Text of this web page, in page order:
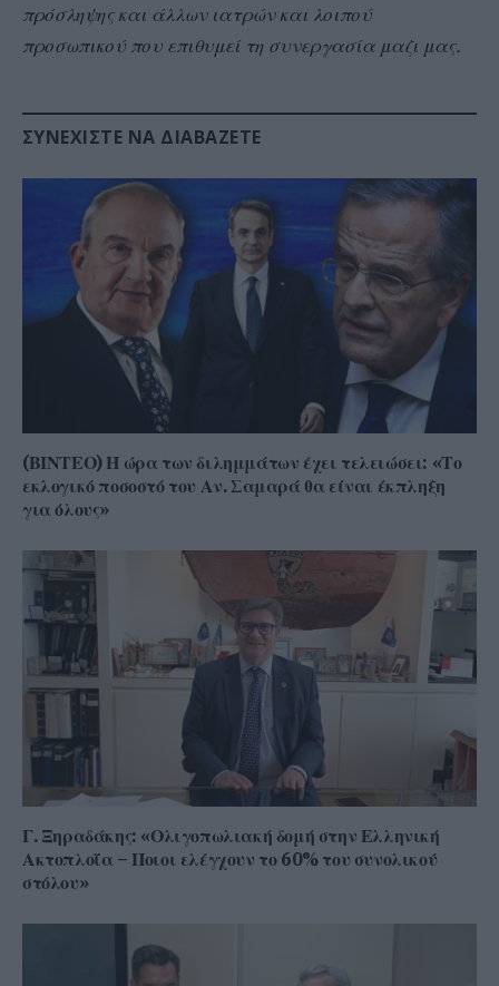
πρόσληψης και άλλων ιατρών και λοιπού
προσωπικού που επιθυμεί τη συνεργασία μαζι μας.
ΣΥΝΕΧΊΣΤΕ ΝΑ ΔΙΑΒΆΖΕΤΕ
(ΒΙΝΤΕΟ) Η ώρα των διλημμάτων έχει τελειώσει: «Το
εκλογικό ποσοστό του Αν. Σαμαρά θα είναι έκπληξη
για όλους»
Γ. Ξηραδάκης: «Ολιγοπωλιακή δομή στην Ελληνική
Ακτοπλοΐα – Ποιοι ελέγχουν το 60% του συνολικού
στόλου»